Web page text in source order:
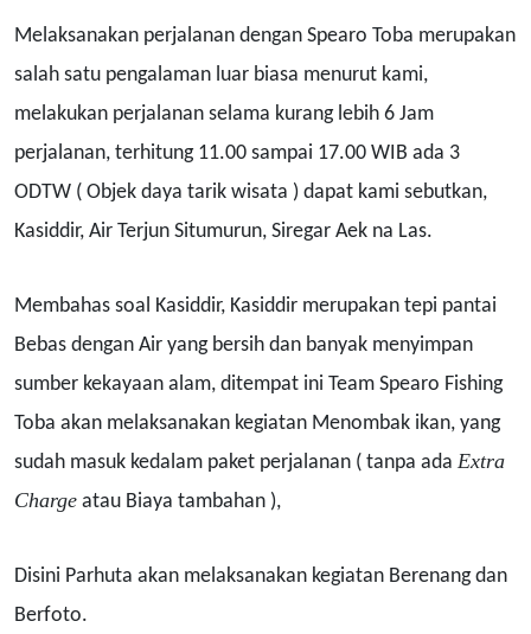
Melaksanakan perjalanan dengan Spearo Toba merupakan
salah satu pengalaman luar biasa menurut kami,
melakukan perjalanan selama kurang lebih 6 Jam
perjalanan, terhitung 11.00 sampai 17.00 WIB ada 3
ODTW ( Objek daya tarik wisata ) dapat kami sebutkan,
Kasiddir, Air Terjun Situmurun, Siregar Aek na Las.
Membahas soal Kasiddir, Kasiddir merupakan tepi pantai
Bebas dengan Air yang bersih dan banyak menyimpan
sumber kekayaan alam, ditempat ini Team Spearo Fishing
Toba akan melaksanakan kegiatan Menombak ikan, yang
sudah masuk kedalam paket perjalanan ( tanpa ada Extra
Charge atau Biaya tambahan ),
Disini Parhuta akan melaksanakan kegiatan Berenang dan
Berfoto.